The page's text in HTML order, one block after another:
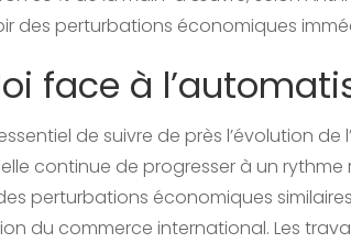
des perturbations économiques
face à
de suivre de près l’évolution de
continue de progresser à un
perturbations économiques
du commerce international. Les